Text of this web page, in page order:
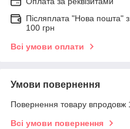
Післяплата "Нова пошта"
100 грн
Всі умови оплати
Умови повернення
Повернення товару впродовж
Всі умови повернення